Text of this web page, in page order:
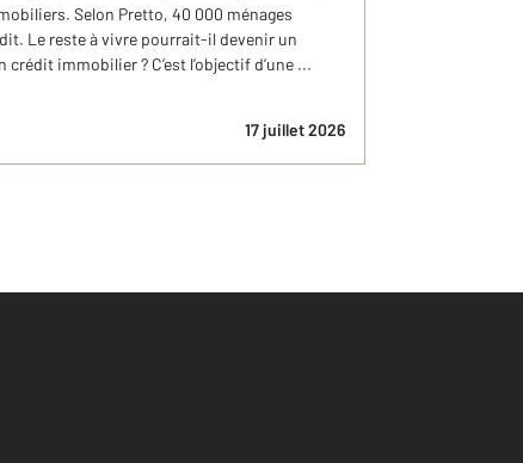
Selon Pretto, 40 000 ménages
Le reste à vivre pourrait-il devenir un
immobilier ? C’est l’objectif d’une ...
17 juillet 2026